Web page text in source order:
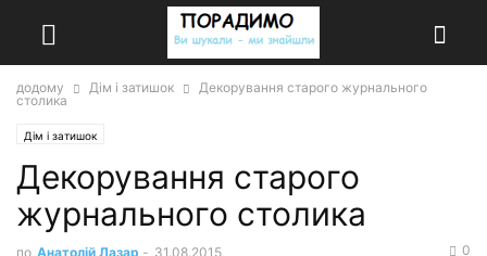
додому Дім і затишок
Декорування старого журнального
столика
Дім і затишок
Декорування старого
журнального столика
по Анатолій Лазар - 31.08.2015 0